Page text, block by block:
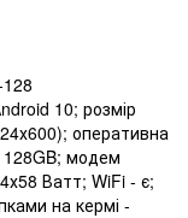
10; розмір
оперативна
модем
Ватт; WiFi - є;
на кермі -